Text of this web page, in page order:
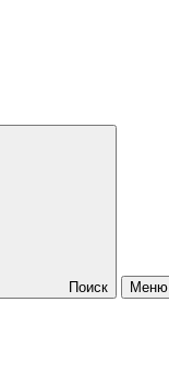
Поиск Меню